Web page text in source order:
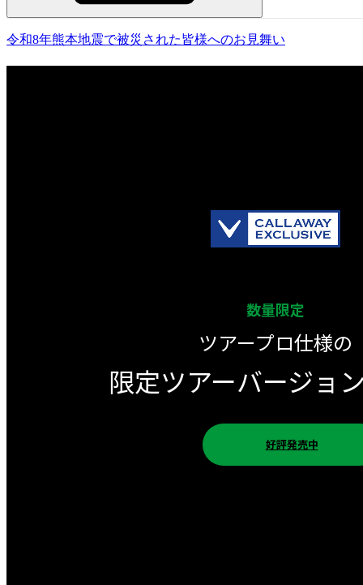
令和8年熊本地震で被災された皆様へのお見舞い
数量限定
ツアープロ仕様の
限定ツアーバージョ
好評発売中